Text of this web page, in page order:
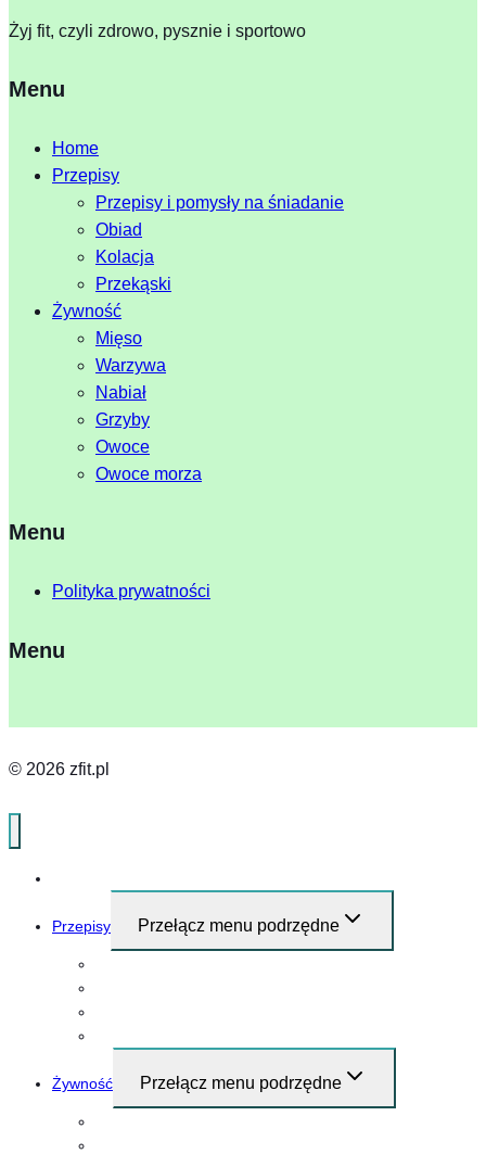
Żyj fit, czyli zdrowo, pysznie i sportowo
Menu
Home
Przepisy
Przepisy i pomysły na śniadanie
Obiad
Kolacja
Przekąski
Żywność
Mięso
Warzywa
Nabiał
Grzyby
Owoce
Owoce morza
Menu
Polityka prywatności
Menu
© 2026 zfit.pl
Przepisy Przełącz menu podrzędne
Żywność Przełącz menu podrzędne